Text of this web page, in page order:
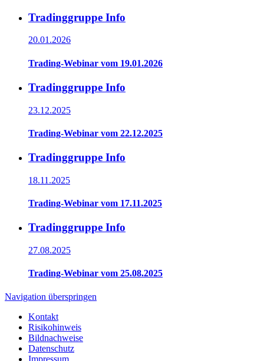
Tradinggruppe Info
20.01.2026
Trading-Webinar vom 19.01.2026
Tradinggruppe Info
23.12.2025
Trading-Webinar vom 22.12.2025
Tradinggruppe Info
18.11.2025
Trading-Webinar vom 17.11.2025
Tradinggruppe Info
27.08.2025
Trading-Webinar vom 25.08.2025
Navigation überspringen
Kontakt
Risikohinweis
Bildnachweise
Datenschutz
Impressum